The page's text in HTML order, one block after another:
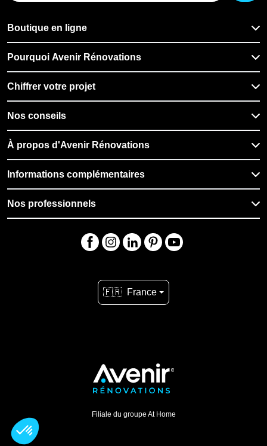
Boutique en ligne
Pourquoi Avenir Rénovations
Chiffrer votre projet
Nos conseils
À propos d'Avenir Rénovations
Informations complémentaires
Nos professionnels
🇫🇷 France
Filiale du groupe At Home